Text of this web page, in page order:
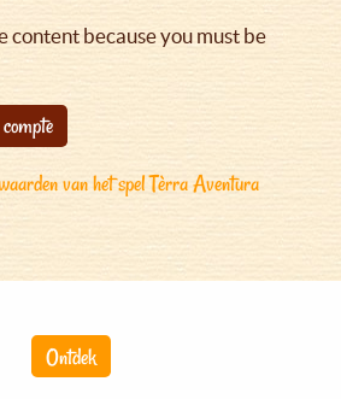
content because you must be
van het spel Tèrra Aventura
Ontdek